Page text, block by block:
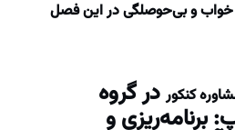
و بی‌حوصلگی در این فصل
کنکوردر گروه
برنامه‌ریزی و